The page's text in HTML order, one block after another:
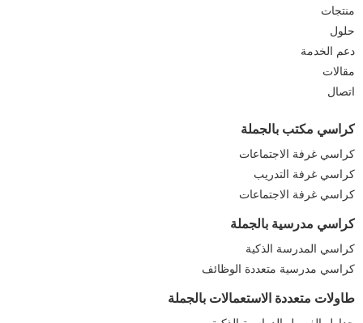
منتجات
حلول
دعم الخدمة
مقالات
اتصال
كراسي مكتب بالجملة
كراسي غرفة الاجتماعات
كراسي غرفة التدريب
كراسي غرفة الاجتماعات
كراسي مدرسية بالجملة
كراسي المدرسة الذكية
كراسي مدرسية متعددة الوظائف
طاولات متعددة الاستعمالات بالجملة